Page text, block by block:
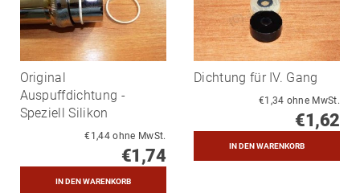
Original
Auspuffdichtung -
Speziell Silikon
€1,44 ohne MwSt.
€1,74
Dichtung für IV. Gang
€1,34 ohne MwSt.
€1,62